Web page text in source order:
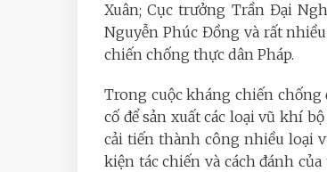
Xuân; Cục trưởng Trần Đại
Nguyễn Phúc Đồng và rất
chiến chống thực dân Pháp.
Trong cuộc kháng chiến chống
cố để sản xuất các loại vũ khí
cải tiến thành công nhiều loại
kiện tác chiến và cách đánh